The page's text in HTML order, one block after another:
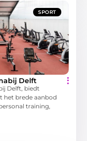
SPORT
Delft
Delft, biedt
het brede aanbod
training,